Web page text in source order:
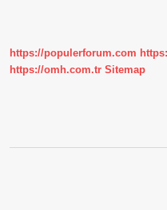
https://populerforum.com
https://omh.com.tr Sitemap